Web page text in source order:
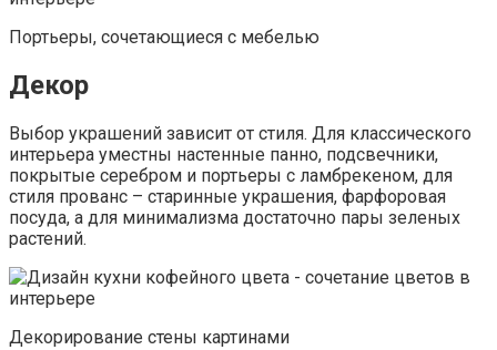
Портьеры, сочетающиеся с мебелью
Декор
Выбор украшений зависит от стиля. Для классического
интерьера уместны настенные панно, подсвечники,
покрытые серебром и портьеры с ламбрекеном, для
стиля прованс – старинные украшения, фарфоровая
посуда, а для минимализма достаточно пары зеленых
растений.
Декорирование стены картинами